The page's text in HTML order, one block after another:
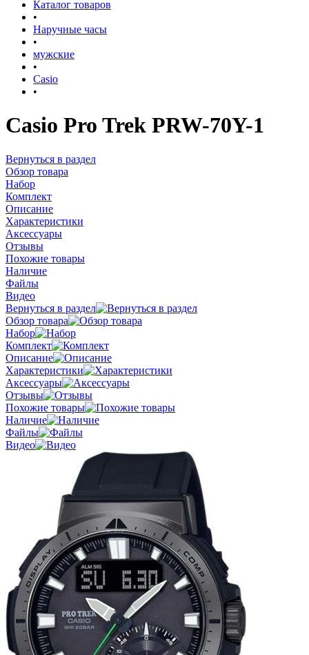
Каталог товаров
•
Наручные часы
•
мужские
•
Casio
•
Casio Pro Trek PRW-70Y-1
Вернуться в раздел
Обзор товара
Набор
Комплект
Описание
Характеристики
Аксессуары
Отзывы
Похожие товары
Наличие
Файлы
Видео
Вернуться в раздел
Обзор товара
Набор
Комплект
Описание
Характеристики
Аксессуары
Отзывы
Похожие товары
Наличие
Файлы
Видео